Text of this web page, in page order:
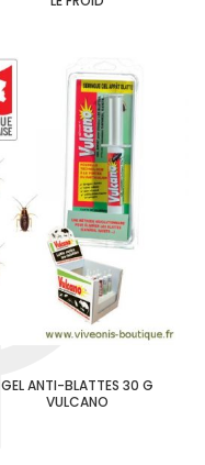
GEL ANTI-BLATTES 30 G
VULCANO